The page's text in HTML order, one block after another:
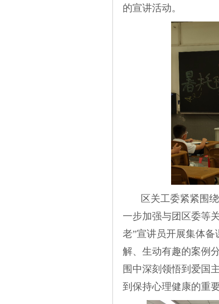
的宣讲活动。
区关工委紧紧围
一步加强与团区委等
老”宣讲员开展集体
解、生动有趣的案例
围中深刻领悟到爱国
到保持心理健康的重